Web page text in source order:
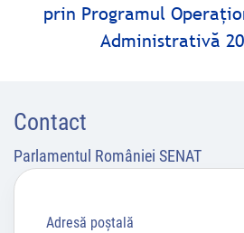
prin Programul
Administrativă
Contact
Parlamentul României SENAT
Adresă poştală